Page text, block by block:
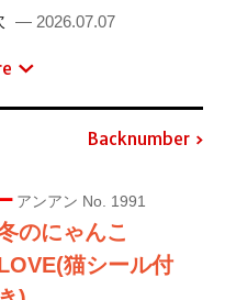
— 2026.07.07
Backnumber
アンアン No. 1991
のにゃんこ
猫シール付